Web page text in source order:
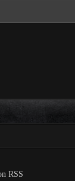
RSS